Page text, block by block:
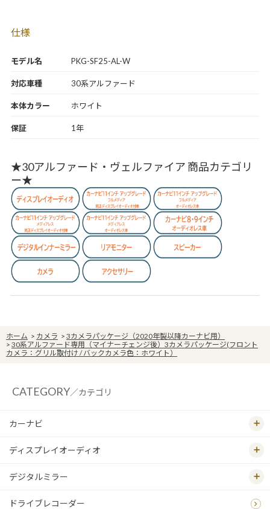
モデル名 PKG-SF25-AL-W
仕様
対応車種 30系アルファード
本体カラー ホワイト
保証 1年
★30アルファード・ヴェルファイア 商品カテゴリ
ー★
ホーム > カメラ > 3カメラパッケージ（2020年製以降カーナビ用）
> 30系アルファード専用（マイナーチェンジ後）3カメラパッケージ(フロント
カメラ：グリル取付け / バックカメラ色：ホワイト）
CATEGORY／カテゴリ
カーナビ
ディスプレイオーディオ
デジタルミラー
ドライブレコーダー